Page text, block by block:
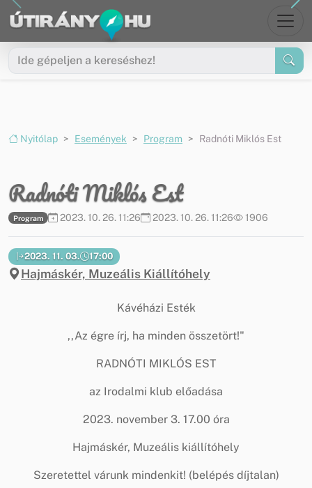
Ugrás a menüre
Ugrás a tartalomra
Nyitólap Események Program Radnóti Miklós Est
Radnóti Miklós Est
Program 2023. 10. 26. 11:26 2023. 10. 26. 11:26 1906
2023. 11. 03. 17:00
Hajmáskér, Muzeális Kiállítóhely
Kávéházi Esték
,,Az égre írj, ha minden összetört!"
RADNÓTI MIKLÓS EST
az Irodalmi klub előadása
2023. november 3. 17.00 óra
Hajmáskér, Muzeális kiállítóhely
Szeretettel várunk mindenkit! (belépés díjtalan)